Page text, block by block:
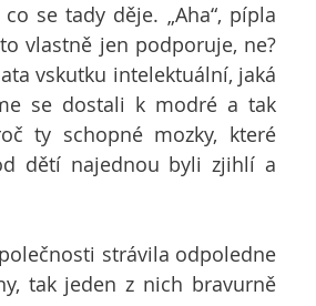
se tady děje. „Aha“, pípla
vlastně jen podporuje, ne?
vskutku intelektuální, jaká
se dostali k modré a tak
ty schopné mozky, které
dětí najednou byli zjihlí a
strávila odpoledne
tak jeden z nich bravurně